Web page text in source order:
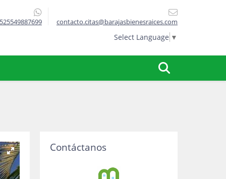
contacto.citas@barajasbienesraices.com
Select Language ▼
Contáctanos